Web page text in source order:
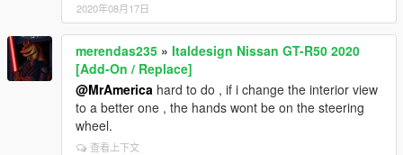
2020年08月17日
merendas235 » Italdesign Nissan GT-R50 2020
[Add-On / Replace]
@MrAmerica hard to do , if i change the interior view
to a better one , the hands wont be on the steering
wheel.
查看上下文